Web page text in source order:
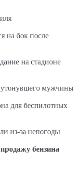
на бок после
на стадионе
мужчины
для беспилотных
из-за непогоды
бензина